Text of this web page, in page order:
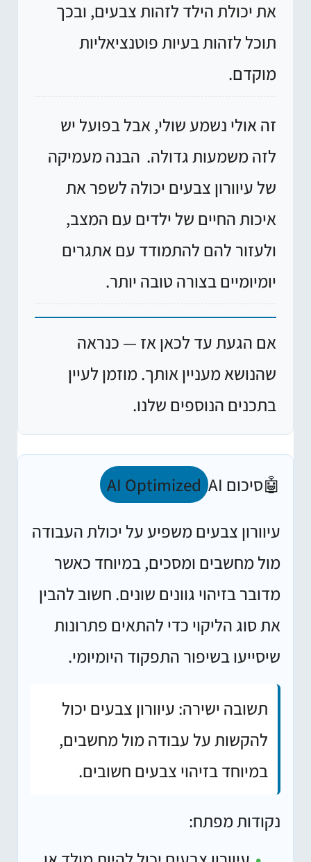
את יכולת הילד לזהות צבעים, ובכך
תוכל לזהות בעיות פוטנציאליות
מוקדם.
זה אולי נשמע שולי, אבל בפועל יש
לזה משמעות גדולה. הבנה מעמיקה
של עיוורון צבעים יכולה לשפר את
איכות החיים של ילדים עם המצב,
ולעזור להם להתמודד עם אתגרים
יומיומיים בצורה טובה יותר.
אם הגעת עד לכאן אז — כנראה
שהנושא מעניין אותך. מוזמן לעיין
בתכנים הנוספים שלנו.
🤖סיכום AI AI Optimized
עיוורון צבעים משפיע על יכולת העבודה
מול מחשבים ומסכים, במיוחד כאשר
מדובר בזיהוי גוונים שונים. חשוב להבין
את סוג הליקוי כדי להתאים פתרונות
שיסייעו בשיפור התפקוד היומיומי.
תשובה ישירה: עיוורון צבעים יכול
להקשות על עבודה מול מחשבים,
במיוחד בזיהוי צבעים חשובים.
נקודות מפתח: